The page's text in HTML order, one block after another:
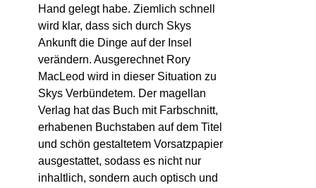
Hand gelegt habe. Ziemlich schnell
wird klar, dass sich durch Skys
Ankunft die Dinge auf der Insel
verändern. Ausgerechnet Rory
MacLeod wird in dieser Situation zu
Skys Verbündetem. Der magellan
Verlag hat das Buch mit Farbschnitt,
erhabenen Buchstaben auf dem Titel
und schön gestaltetem Vorsatzpapier
ausgestattet, sodass es nicht nur
inhaltlich, sondern auch optisch und